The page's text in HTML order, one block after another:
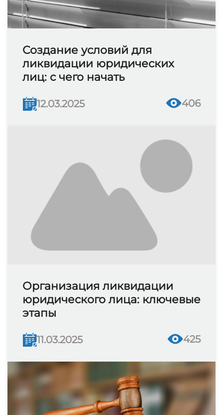
Создание условий для
ликвидации юридических
лиц: с чего начать
12.03.2025 406
Организация ликвидации
юридического лица: ключевые
этапы
11.03.2025 425